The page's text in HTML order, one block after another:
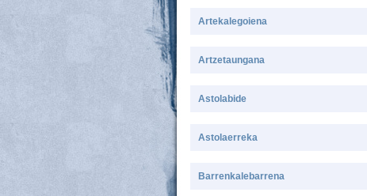
Artekalegoiena
Artzetaungana
Astolabide
Astolaerreka
Barrenkalebarrena